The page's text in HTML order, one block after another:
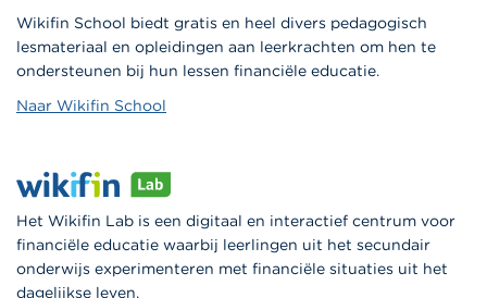
Wikifin School biedt gratis en heel divers pedagogisch
lesmateriaal en opleidingen aan leerkrachten om hen te
ondersteunen bij hun lessen financiële educatie.
Naar Wikifin School
Het Wikifin Lab is een digitaal en interactief centrum voor
financiële educatie waarbij leerlingen uit het secundair
onderwijs experimenteren met financiële situaties uit het
dagelijkse leven.